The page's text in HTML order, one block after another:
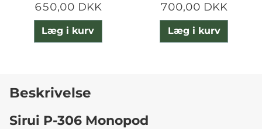
650,00 DKK
Læg i kurv
700,00 DKK
Læg i kurv
Beskrivelse
Sirui P-306 Monopod